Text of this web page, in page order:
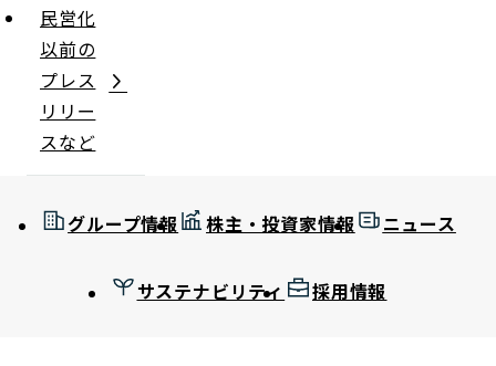
民営化
以前の
プレス
リリー
スなど
グループ情報 株主・投資家情報 ニュース
サステナビリティ 採用情報